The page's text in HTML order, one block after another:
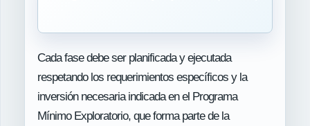
Cada fase debe ser planificada y ejecutada
respetando los requerimientos específicos y la
inversión necesaria indicada en el Programa
Mínimo Exploratorio, que forma parte de la